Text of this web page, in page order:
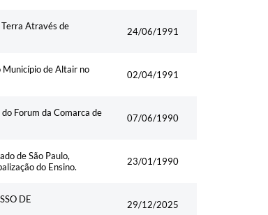
Através de
24/06/1991
Município de Altair no
02/04/1991
Forum da Comarca de
07/06/1990
de São Paulo,
do Ensino.
23/01/1990
DE
29/12/2025